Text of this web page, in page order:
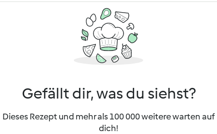
Gefällt dir, was du siehst?
Dieses Rezept und mehr als 100 000 weitere warten auf
dich!